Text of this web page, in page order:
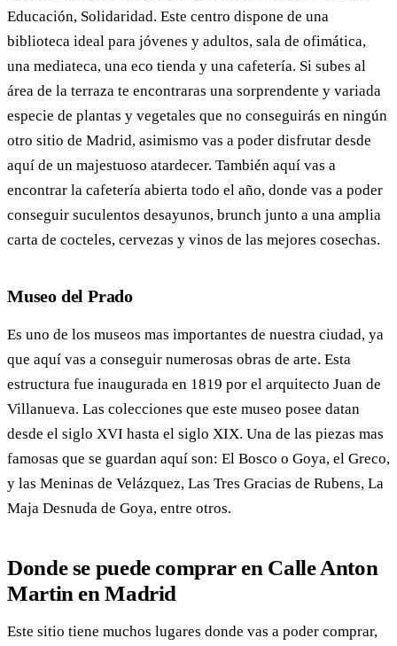
Educación, Solidaridad. Este centro dispone de una
biblioteca ideal para jóvenes y adultos, sala de ofimática,
una mediateca, una eco tienda y una cafetería. Si subes al
área de la terraza te encontraras una sorprendente y variada
especie de plantas y vegetales que no conseguirás en ningún
otro sitio de Madrid, asimismo vas a poder disfrutar desde
aquí de un majestuoso atardecer. También aquí vas a
encontrar la cafetería abierta todo el año, donde vas a poder
conseguir suculentos desayunos, brunch junto a una amplia
carta de cocteles, cervezas y vinos de las mejores cosechas.
Museo del Prado
Es uno de los museos mas importantes de nuestra ciudad, ya
que aquí vas a conseguir numerosas obras de arte. Esta
estructura fue inaugurada en 1819 por el arquitecto Juan de
Villanueva. Las colecciones que este museo posee datan
desde el siglo XVI hasta el siglo XIX. Una de las piezas mas
famosas que se guardan aquí son: El Bosco o Goya, el Greco,
y las Meninas de Velázquez, Las Tres Gracias de Rubens, La
Maja Desnuda de Goya, entre otros.
Donde se puede comprar en Calle Anton
Martin en Madrid
Este sitio tiene muchos lugares donde vas a poder comprar,